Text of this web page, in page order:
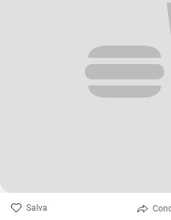
Salva